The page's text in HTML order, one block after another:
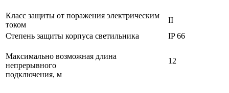
Класс защиты от поражения электрическим
током
II
Степень защиты корпуса светильника
IP 66
Максимально возможная длина
непрерывного
подключения, м
12